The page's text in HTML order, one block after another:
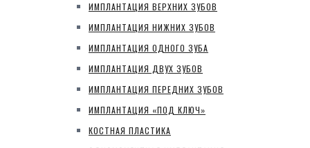
ИМПЛАНТАЦИЯ ВЕРХНИХ ЗУБОВ
ИМПЛАНТАЦИЯ НИЖНИХ ЗУБОВ
ИМПЛАНТАЦИЯ ОДНОГО ЗУБА
ИМПЛАНТАЦИЯ ДВУХ ЗУБОВ
ИМПЛАНТАЦИЯ ПЕРЕДНИХ ЗУБОВ
ИМПЛАНТАЦИЯ «ПОД КЛЮЧ»
КОСТНАЯ ПЛАСТИКА